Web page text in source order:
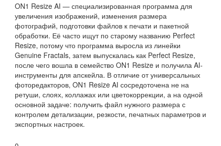
ON1 Resize AI — специализированная программа для
увеличения изображений, изменения размера
фотографий, подготовки файлов к печати и пакетной
обработки. Её часто ищут по старому названию Perfect
Resize, потому что программа выросла из линейки
Genuine Fractals, затем выпускалась как Perfect Resize,
после чего вошла в семейство ON1 Resize и получила AI-
инструменты для апскейла. В отличие от универсальных
фоторедакторов, ON1 Resize AI сосредоточена не на
ретуши, слоях, коллажах или цветокоррекции, а на одной
основной задаче: получить файл нужного размера с
контролем детализации, резкости, печатных параметров и
экспортных настроек.